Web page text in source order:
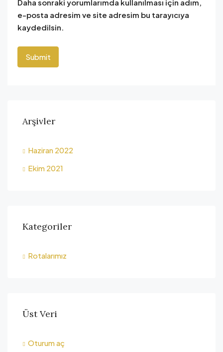
Daha sonraki yorumlarımda kullanılması için adım,
e-posta adresim ve site adresim bu tarayıcıya
kaydedilsin.
Arşivler
Haziran 2022
Ekim 2021
Kategoriler
Rotalarımız
Üst Veri
Oturum aç